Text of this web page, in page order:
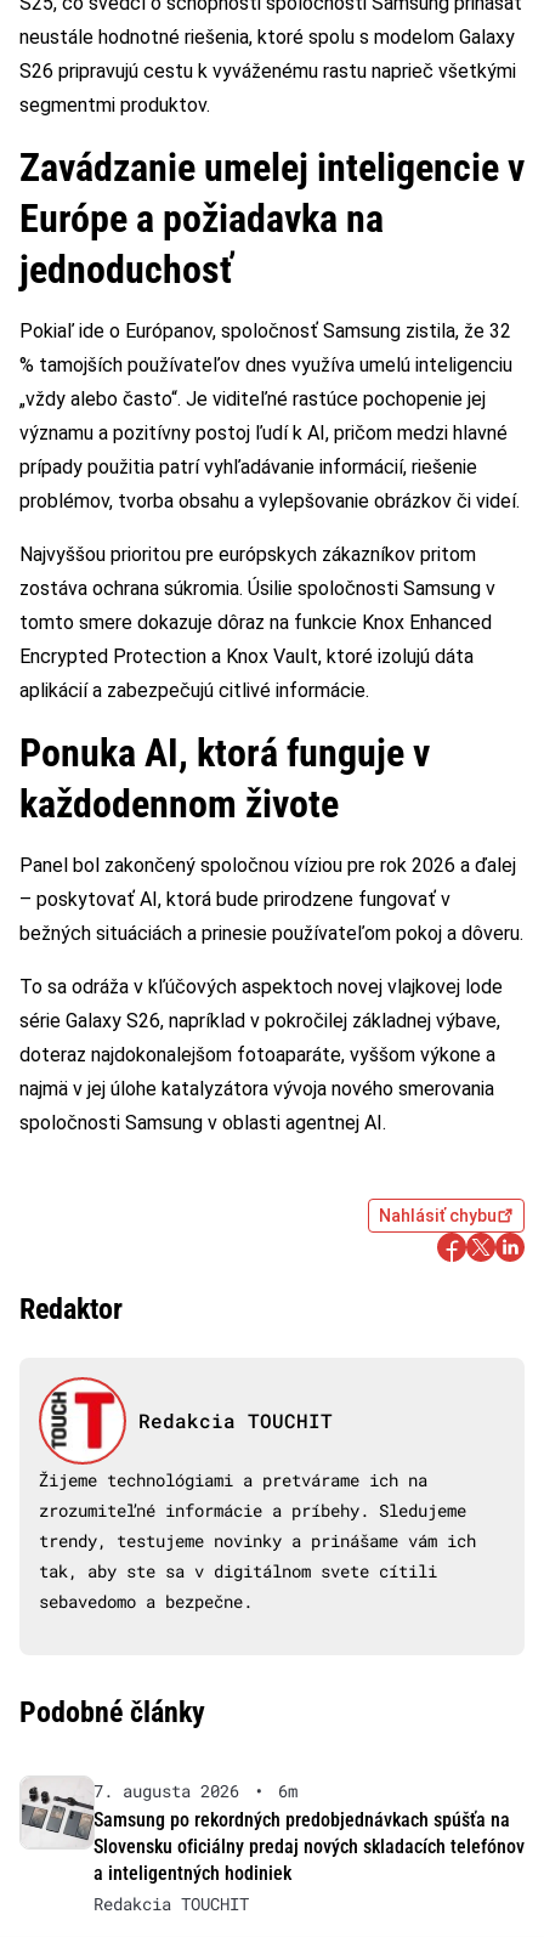
neustále hodnotné riešenia, ktoré spolu s modelom Galaxy
S26 pripravujú cestu k vyváženému rastu naprieč všetkými
segmentmi produktov.
Zavádzanie umelej inteligencie v
Európe a požiadavka na
jednoduchosť
Pokiaľ ide o Európanov, spoločnosť Samsung zistila, že 32
% tamojších používateľov dnes využíva umelú inteligenciu
„vždy alebo často“. Je viditeľné rastúce pochopenie jej
významu a pozitívny postoj ľudí k AI, pričom medzi hlavné
prípady použitia patrí vyhľadávanie informácií, riešenie
problémov, tvorba obsahu a vylepšovanie obrázkov či videí.
Najvyššou prioritou pre európskych zákazníkov pritom
zostáva ochrana súkromia. Úsilie spoločnosti Samsung v
tomto smere dokazuje dôraz na funkcie Knox Enhanced
Encrypted Protection a Knox Vault, ktoré izolujú dáta
aplikácií a zabezpečujú citlivé informácie.
Ponuka AI, ktorá funguje v
každodennom živote
Panel bol zakončený spoločnou víziou pre rok 2026 a ďalej
– poskytovať AI, ktorá bude prirodzene fungovať v
bežných situáciách a prinesie používateľom pokoj a dôveru.
To sa odráža v kľúčových aspektoch novej vlajkovej lode
série Galaxy S26, napríklad v pokročilej základnej výbave,
doteraz najdokonalejšom fotoaparáte, vyššom výkone a
najmä v jej úlohe katalyzátora vývoja nového smerovania
spoločnosti Samsung v oblasti agentnej AI.
Nahlásiť chybu
Redaktor
Redakcia TOUCHIT
Žijeme technológiami a pretvárame ich na
zrozumiteľné informácie a príbehy. Sledujeme
trendy, testujeme novinky a prinášame vám ich
tak, aby ste sa v digitálnom svete cítili
sebavedomo a bezpečne.
Podobné články
7. augusta 2026 •
6m
Samsung po rekordných predobjednávkach spúšťa na
Slovensku oficiálny predaj nových skladacích telefónov
a inteligentných hodiniek
Redakcia TOUCHIT